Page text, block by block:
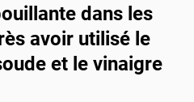
dans les
avoir utilisé le
et le vinaigre